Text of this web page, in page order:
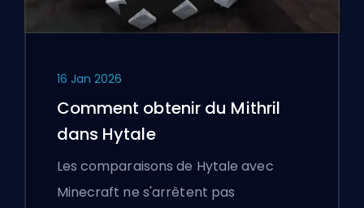
16 Jan 2026
Comment obtenir du Mithril
dans Hytale
Les comparaisons de Hytale avec
Minecraft ne s'arrêtent pas